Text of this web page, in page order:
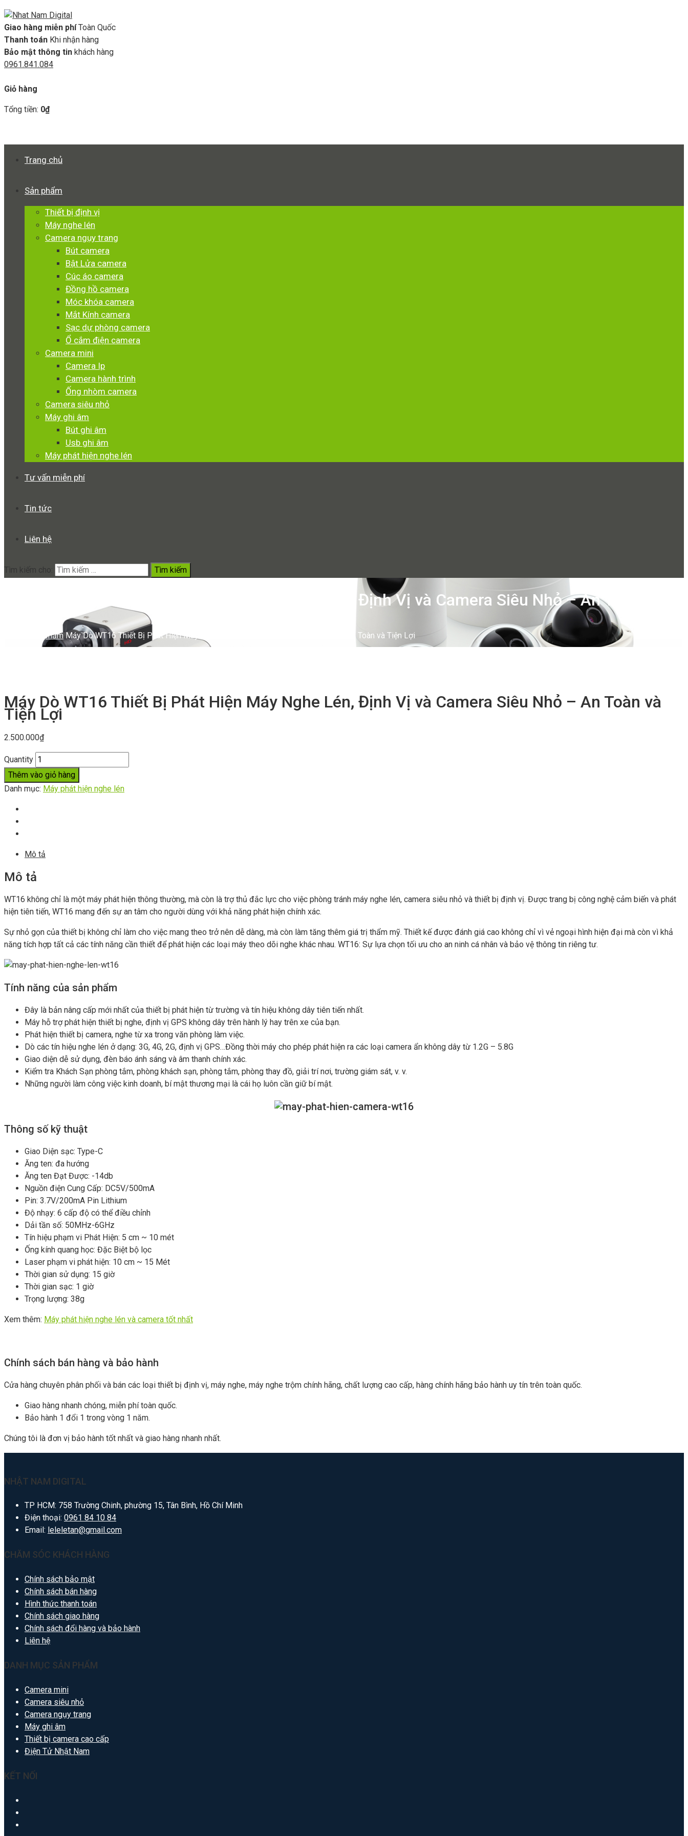
Giao hàng miễn phí Toàn Quốc
Thanh toán Khi nhận hàng
Bảo mật thông tin khách hàng
0961.841.084
Giỏ hàng
Tổng tiền: 0₫
Trang chủ
Sản phẩm
Thiết bị định vị
Máy nghe lén
Camera ngụy trang
Bút camera
Bật Lửa camera
Cúc áo camera
Đồng hồ camera
Móc khóa camera
Mắt Kính camera
Sạc dự phòng camera
Ổ cắm điện camera
Camera mini
Camera Ip
Camera hành trình
Ống nhòm camera
Camera siêu nhỏ
Máy ghi âm
Bút ghi âm
Usb ghi âm
Máy phát hiện nghe lén
Tư vấn miễn phí
Tin tức
Liên hệ
Tìm kiếm cho:
Máy Dò WT16 Thiết Bị Phát Hiện Máy Nghe Lén, Định Vị và Camera Siêu Nhỏ – An Toàn và
Sản phẩm Máy Dò WT16 Thiết Bị Phát Hiện Máy Nghe Lén, Định Vị và Camera Siêu Nhỏ – An Toàn và Tiện Lợi
Máy Dò WT16 Thiết Bị Phát Hiện Máy Nghe Lén, Định Vị và Camera Siêu Nhỏ – An Toàn và
Tiện Lợi
2.500.000₫
Quantity
Thêm vào giỏ hàng
Danh mục: Máy phát hiện nghe lén
Mô tả
Mô tả
WT16 không chỉ là một máy phát hiện thông thường, mà còn là trợ thủ đắc lực cho việc phòng tránh máy nghe lén, camera siêu nhỏ và thiết bị định vị. Được trang bị công nghệ cảm biến và phát
hiện tiên tiến, WT16 mang đến sự an tâm cho người dùng với khả năng phát hiện chính xác.
Sự nhỏ gọn của thiết bị không chỉ làm cho việc mang theo trở nên dễ dàng, mà còn làm tăng thêm giá trị thẩm mỹ. Thiết kế được đánh giá cao không chỉ vì vẻ ngoại hình hiện đại mà còn vì khả
năng tích hợp tất cả các tính năng cần thiết để phát hiện các loại máy theo dõi nghe khác nhau. WT16: Sự lựa chọn tối ưu cho an ninh cá nhân và bảo vệ thông tin riêng tư.
Tính năng của sản phẩm
Đây là bản nâng cấp mới nhất của thiết bị phát hiện từ trường và tín hiệu không dây tiên tiến nhất.
Máy hỗ trợ phát hiện thiết bị nghe, định vị GPS không dây trên hành lý hay trên xe của bạn.
Phát hiện thiết bị camera, nghe từ xa trong văn phòng làm việc.
Dò các tín hiệu nghe lén ở dạng: 3G, 4G, 2G, định vị GPS…Đồng thời máy cho phép phát hiện ra các loại camera ẩn không dây từ 1.2G – 5.8G
Giao diện dễ sử dụng, đèn báo ánh sáng và âm thanh chính xác.
Kiểm tra Khách Sạn phòng tắm, phòng khách sạn, phòng tắm, phòng thay đồ, giải trí nơi, trường giám sát, v. v.
Những người làm công việc kinh doanh, bí mật thương mại là cái họ luôn cần giữ bí mật.
Thông số kỹ thuật
Giao Diện sạc: Type-C
Ăng ten: đa hướng
Ăng ten Đạt Được: -14db
Nguồn điện Cung Cấp: DC5V/500mA
Pin: 3.7V/200mA Pin Lithium
Độ nhạy: 6 cấp độ có thể điều chỉnh
Dải tần số: 50MHz-6GHz
Tín hiệu phạm vi Phát Hiện: 5 cm ~ 10 mét
Ống kính quang học: Đặc Biệt bộ lọc
Laser phạm vi phát hiện: 10 cm ~ 15 Mét
Thời gian sử dụng: 15 giờ
Thời gian sạc: 1 giờ
Trọng lượng: 38g
Xem thêm: Máy phát hiện nghe lén và camera tốt nhất
Chính sách bán hàng và bảo hành
Cửa hàng chuyên phân phối và bán các loại thiết bị định vị, máy nghe, máy nghe trộm chính hãng, chất lượng cao cấp, hàng chính hãng bảo hành uy tín trên toàn quốc.
Giao hàng nhanh chóng, miễn phí toàn quốc.
Bảo hành 1 đổi 1 trong vòng 1 năm.
Chúng tôi là đơn vị bảo hành tốt nhất và giao hàng nhanh nhất.
NHẬT NAM DIGITAL
TP HCM: 758 Trường Chinh, phường 15, Tân Bình, Hồ Chí Minh
Điện thoại: 0961 84 10 84
Email: leleletan@gmail.com
CHĂM SÓC KHÁCH HÀNG
Chính sách bảo mật
Chính sách bán hàng
Hình thức thanh toán
Chính sách giao hàng
Chính sách đổi hàng và bảo hành
Liên hệ
DANH MỤC SẢN PHẨM
Camera mini
Camera siêu nhỏ
Camera ngụy trang
Máy ghi âm
Thiết bị camera cao cấp
Điện Tử Nhật Nam
KẾT NỐI